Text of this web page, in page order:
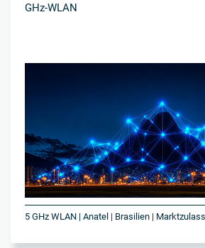
GHz-WLAN
5 GHz WLAN | Anatel | Brasilien |